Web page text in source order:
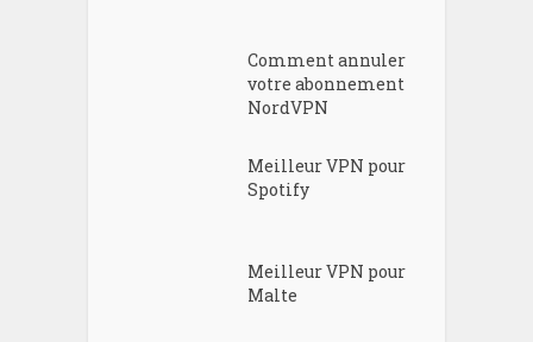
Comment annuler
votre abonnement
NordVPN
Meilleur VPN pour
Spotify
Meilleur VPN pour
Malte